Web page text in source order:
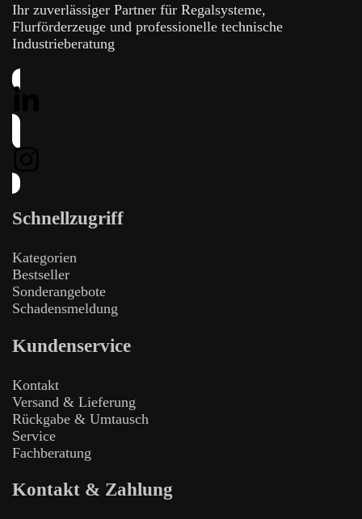
Ihr zuverlässiger Partner für Regalsysteme,
Flurförderzeuge und professionelle technische
Industrieberatung
Schnellzugriff
Kategorien
Bestseller
Sonderangebote
Schadensmeldung
Kundenservice
Kontakt
Versand & Lieferung
Rückgabe & Umtausch
Service
Fachberatung
Kontakt & Zahlung